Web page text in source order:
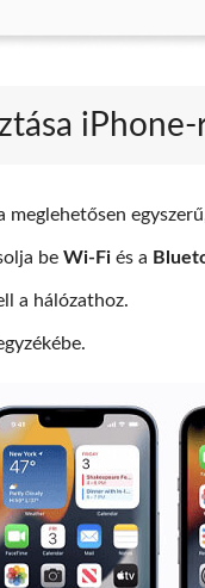
be Wi-Fi és a
a hálózathoz.